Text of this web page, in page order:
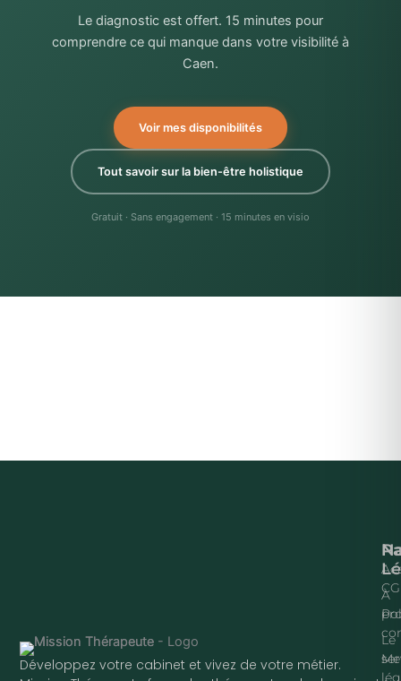
Le diagnostic est offert. 15 minutes pour
comprendre ce qui manque dans votre visibilité à
Caen.
Voir mes disponibilités
Tout savoir sur la bien-être holistique
Gratuit · Sans engagement · 15 minutes en visio
Développez votre cabinet et vivez de votre métier.
À
Le